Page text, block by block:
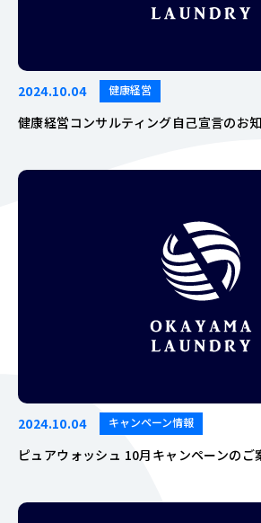
2024.10.04 健康経営
健康経営コンサルティング自己宣言のお
2024.10.04 キャンペーン情報
ピュアウォッシュ 10月キャンペーンのご